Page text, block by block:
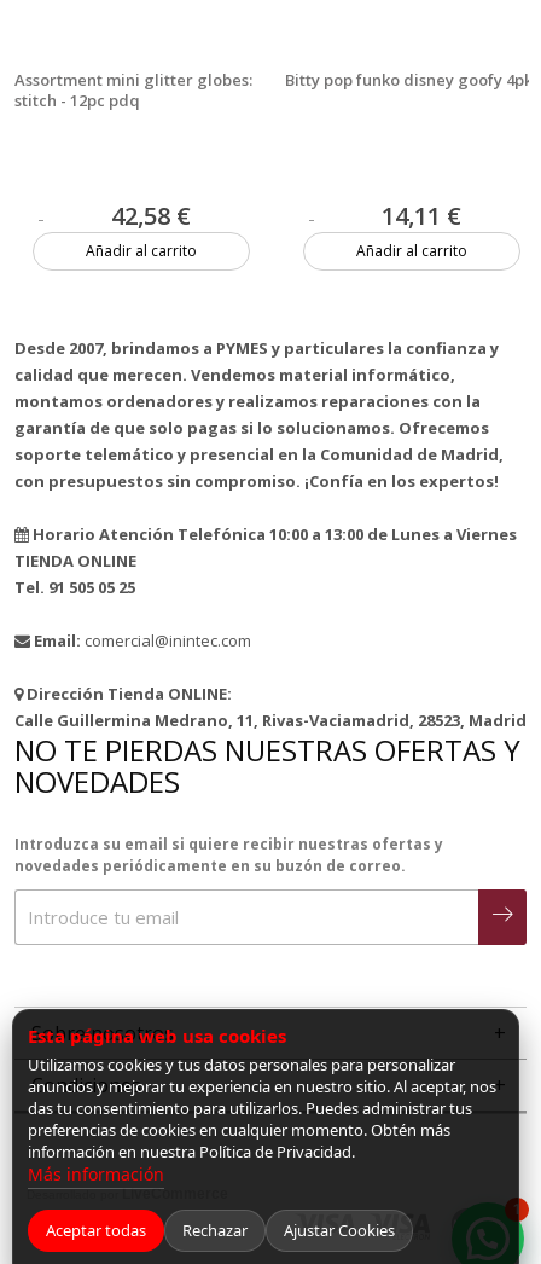
Assortment mini glitter globes:
stitch - 12pc pdq
42,58 €
Añadir al carrito
Bitty pop funko disney goofy 4pk
14,11 €
Añadir al carrito
Desde 2007, brindamos a PYMES y particulares la confianza y
calidad que merecen. Vendemos material informático,
montamos ordenadores y realizamos reparaciones con la
garantía de que solo pagas si lo solucionamos. Ofrecemos
soporte telemático y presencial en la Comunidad de Madrid,
con presupuestos sin compromiso. ¡Confía en los expertos!
Horario Atención Telefónica 10:00 a 13:00 de Lunes a Viernes
TIENDA ONLINE
Tel. 91 505 05 25
Email: comercial@inintec.com
Dirección Tienda ONLINE:
Calle Guillermina Medrano, 11, Rivas-Vaciamadrid, 28523, Madrid
NO TE PIERDAS NUESTRAS OFERTAS Y
NOVEDADES
Introduzca su email si quiere recibir nuestras ofertas y
novedades periódicamente en su buzón de correo.
Sobre nosotros
Condiciones
LiveCommerce
1
Esta página web usa cookies
Utilizamos cookies y tus datos personales para personalizar
anuncios y mejorar tu experiencia en nuestro sitio. Al aceptar, nos
das tu consentimiento para utilizarlos. Puedes administrar tus
preferencias de cookies en cualquier momento. Obtén más
información en nuestra Política de Privacidad.
Más información
Aceptar todas Rechazar Ajustar Cookies